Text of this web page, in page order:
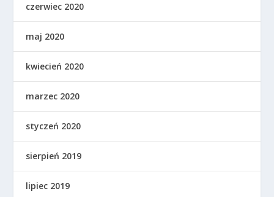
czerwiec 2020
maj 2020
kwiecień 2020
marzec 2020
styczeń 2020
sierpień 2019
lipiec 2019